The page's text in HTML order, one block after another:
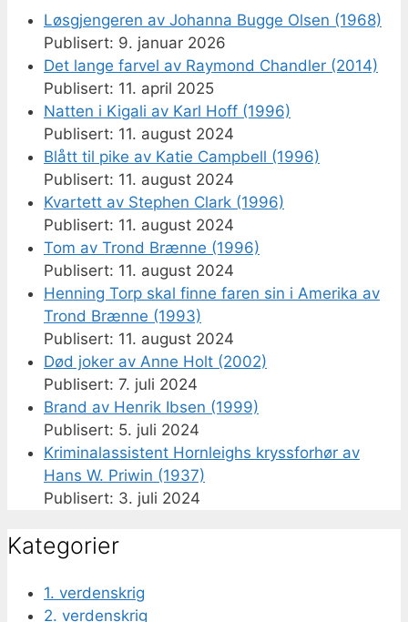
Løsgjengeren av Johanna Bugge Olsen (1968)
9. januar 2026
Det lange farvel av Raymond Chandler (2014)
11. april 2025
Natten i Kigali av Karl Hoff (1996)
11. august 2024
Blått til pike av Katie Campbell (1996)
11. august 2024
Kvartett av Stephen Clark (1996)
11. august 2024
Tom av Trond Brænne (1996)
11. august 2024
Henning Torp skal finne faren sin i Amerika av
Trond Brænne (1993)
11. august 2024
Død joker av Anne Holt (2002)
7. juli 2024
Brand av Henrik Ibsen (1999)
5. juli 2024
Kriminalassistent Hornleighs kryssforhør av
Hans W. Priwin (1937)
3. juli 2024
Kategorier
1. verdenskrig
2. verdenskrig